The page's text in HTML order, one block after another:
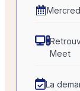
Meet
La